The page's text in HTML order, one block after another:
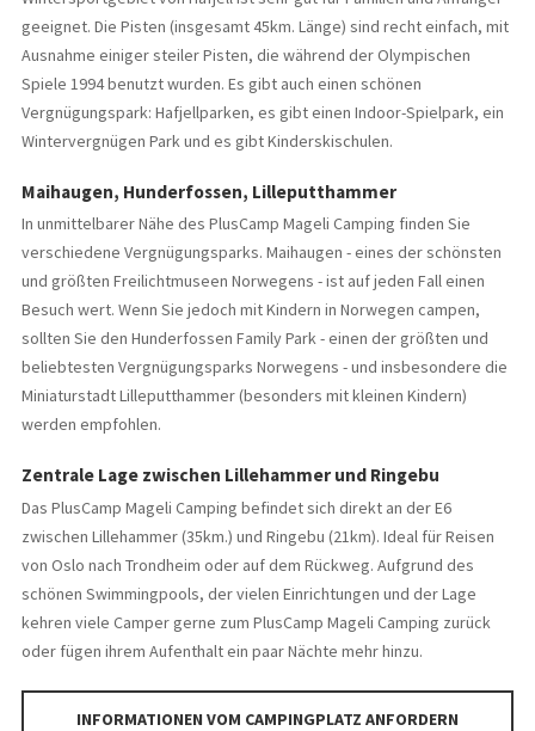
geeignet. Die Pisten (insgesamt 45km. Länge) sind recht einfach, mit
Ausnahme einiger steiler Pisten, die während der Olympischen
Spiele 1994 benutzt wurden. Es gibt auch einen schönen
Vergnügungspark: Hafjellparken, es gibt einen Indoor-Spielpark, ein
Wintervergnügen Park und es gibt Kinderskischulen.
Maihaugen, Hunderfossen, Lilleputthammer
In unmittelbarer Nähe des PlusCamp Mageli Camping finden Sie
verschiedene Vergnügungsparks. Maihaugen - eines der schönsten
und größten Freilichtmuseen Norwegens - ist auf jeden Fall einen
Besuch wert. Wenn Sie jedoch mit Kindern in Norwegen campen,
sollten Sie den Hunderfossen Family Park - einen der größten und
beliebtesten Vergnügungsparks Norwegens - und insbesondere die
Miniaturstadt Lilleputthammer (besonders mit kleinen Kindern)
werden empfohlen.
Zentrale Lage zwischen Lillehammer und Ringebu
Das PlusCamp Mageli Camping befindet sich direkt an der E6
zwischen Lillehammer (35km.) und Ringebu (21km). Ideal für Reisen
von Oslo nach Trondheim oder auf dem Rückweg. Aufgrund des
schönen Swimmingpools, der vielen Einrichtungen und der Lage
kehren viele Camper gerne zum PlusCamp Mageli Camping zurück
oder fügen ihrem Aufenthalt ein paar Nächte mehr hinzu.
INFORMATIONEN VOM CAMPINGPLATZ ANFORDERN